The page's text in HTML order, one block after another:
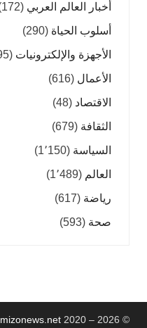
أخبار العالم العربي (172)
أسلوب الحياة (290)
الأجهزة والإلكترونيات (795)
الأعمال (616)
الاقتصاد (48)
الثقافة (679)
السياسة (1٬150)
العالم (1٬489)
رياضة (617)
صحة (593)
©
mizonews.net 2020 – 2026